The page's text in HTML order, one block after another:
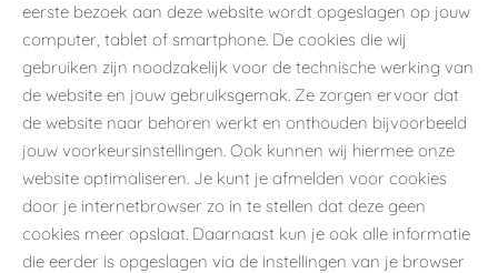
eerste bezoek aan deze website wordt opgeslagen op jouw
computer, tablet of smartphone. De cookies die wij
gebruiken zijn noodzakelijk voor de technische werking van
de website en jouw gebruiksgemak. Ze zorgen ervoor dat
de website naar behoren werkt en onthouden bijvoorbeeld
jouw voorkeursinstellingen. Ook kunnen wij hiermee onze
website optimaliseren. Je kunt je afmelden voor cookies
door je internetbrowser zo in te stellen dat deze geen
cookies meer opslaat. Daarnaast kun je ook alle informatie
die eerder is opgeslagen via de instellingen van je browser